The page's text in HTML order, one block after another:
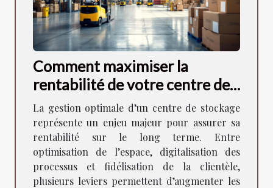
Comment maximiser la
rentabilité de votre centre de
stockage ?
La gestion optimale d’un centre de stockage
représente un enjeu majeur pour assurer sa
rentabilité sur le long terme. Entre
optimisation de l’espace, digitalisation des
processus et fidélisation de la clientèle,
plusieurs leviers permettent d’augmenter les